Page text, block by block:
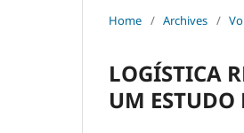
Home / Archives /
LOGÍSTICA
UM ESTUDO